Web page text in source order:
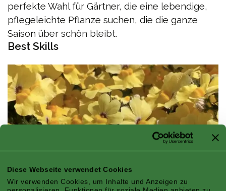
Diese Webseite verwendet Cookies
Wir verwenden Cookies, um Inhalte und Anzeigen zu
perfekte Wahl für Gärtner, die eine lebendige,
pflegeleichte Pflanze suchen, die die ganze
Saison über schön bleibt.
Best Skills